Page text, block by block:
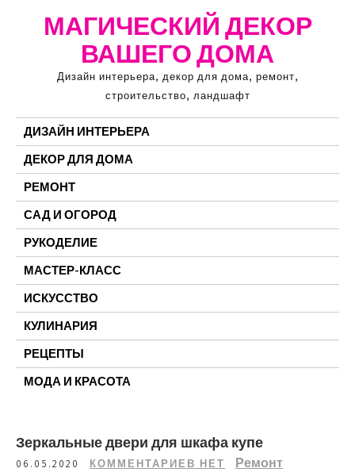
МАГИЧЕСКИЙ ДЕКОР
ВАШЕГО ДОМА
Дизайн интерьера, декор для дома, ремонт,
строительство, ландшафт
ДИЗАЙН ИНТЕРЬЕРА
ДЕКОР ДЛЯ ДОМА
РЕМОНТ
САД И ОГОРОД
РУКОДЕЛИЕ
МАСТЕР-КЛАСС
ИСКУССТВО
КУЛИНАРИЯ
РЕЦЕПТЫ
МОДА И КРАСОТА
Зеркальные двери для шкафа купе
06.05.2020 КОММЕНТАРИЕВ НЕТ Ремонт